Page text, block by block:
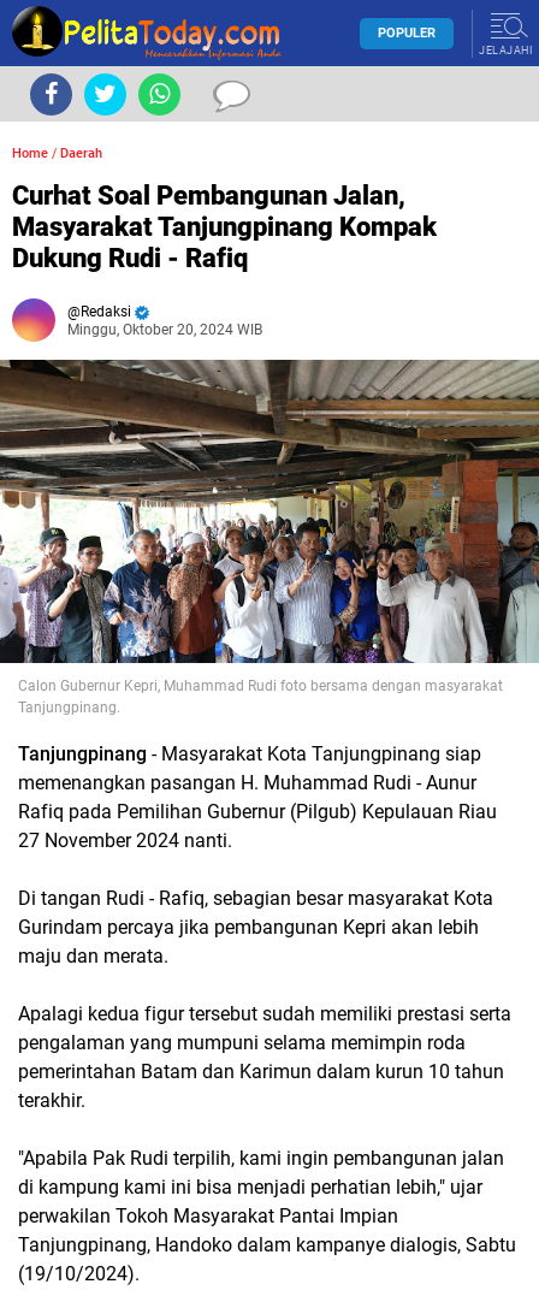
POPULER
JELAJAHI
Home / Daerah
Curhat Soal Pembangunan Jalan,
Masyarakat Tanjungpinang Kompak
Dukung Rudi - Rafiq
Redaksi
Minggu, Oktober 20, 2024 WIB
Calon Gubernur Kepri, Muhammad Rudi foto bersama dengan masyarakat
Tanjungpinang.
Tanjungpinang - Masyarakat Kota Tanjungpinang siap
memenangkan pasangan H. Muhammad Rudi - Aunur
Rafiq pada Pemilihan Gubernur (Pilgub) Kepulauan Riau
27 November 2024 nanti.
Di tangan Rudi - Rafiq, sebagian besar masyarakat Kota
Gurindam percaya jika pembangunan Kepri akan lebih
maju dan merata.
Apalagi kedua figur tersebut sudah memiliki prestasi serta
pengalaman yang mumpuni selama memimpin roda
pemerintahan Batam dan Karimun dalam kurun 10 tahun
terakhir.
"Apabila Pak Rudi terpilih, kami ingin pembangunan jalan
di kampung kami ini bisa menjadi perhatian lebih," ujar
perwakilan Tokoh Masyarakat Pantai Impian
Tanjungpinang, Handoko dalam kampanye dialogis, Sabtu
(19/10/2024).